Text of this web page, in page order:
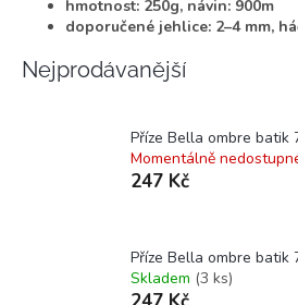
hmotnost: 250g, návin: 900m
doporučené jehlice: 2–4 mm,
Nejprodávanější
Příze Bella ombre batik
Momentálně
247 Kč
Příze Bella ombre batik
Skladem (3 ks)